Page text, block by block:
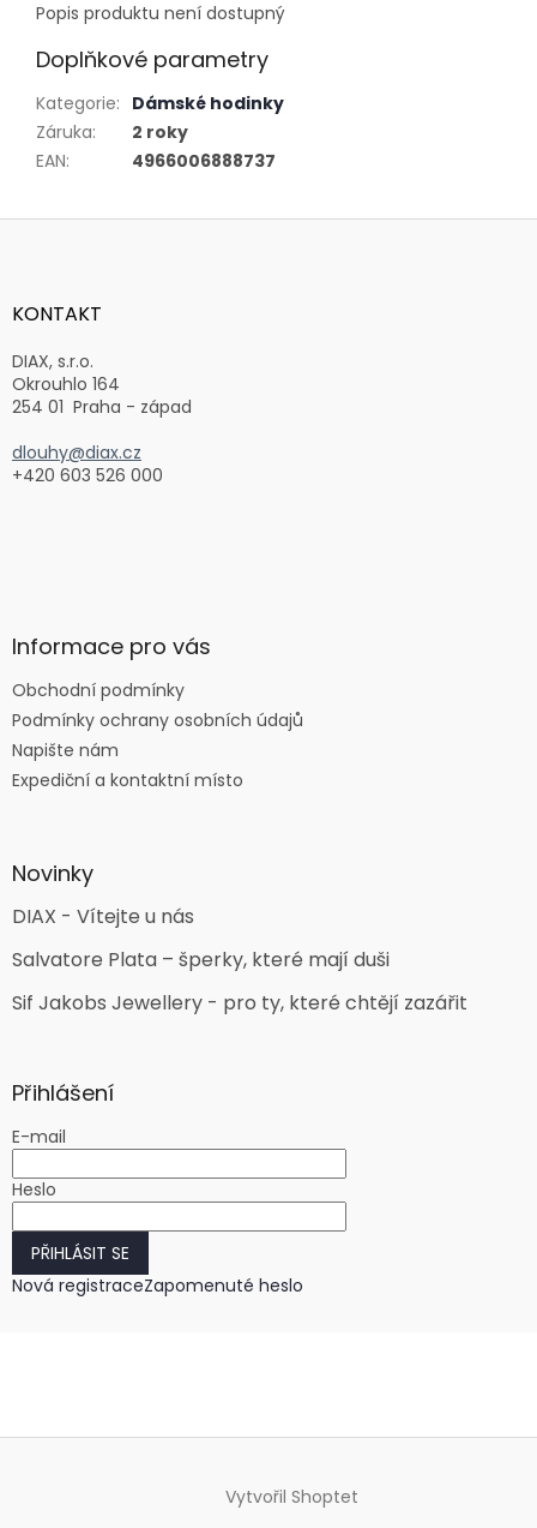
Popis produktu není dostupný
Doplňkové parametry
Kategorie: Dámské hodinky
Záruka:
2 roky
EAN: 4966006888737
Z
aKONTAKT
DIAX, s.r.o.
Okrouhlo 164
254 01 Praha - západ
dlouhy@diax.cz
+420 603 526 000
Informace pro vás
Obchodní podmínky
Podmínky ochrany osobních údajů
Napište nám
Expediční a kontaktní místo
Novinky
DIAX - Vítejte u nás
Salvatore Plata – šperky, které mají duši
Sif Jakobs Jewellery - pro ty, které chtějí zazářit
Přihlášení
E-mail
Heslo
PŘIHLÁSIT SE
Nová registraceZapomenuté heslo
Vytvořil Shoptet